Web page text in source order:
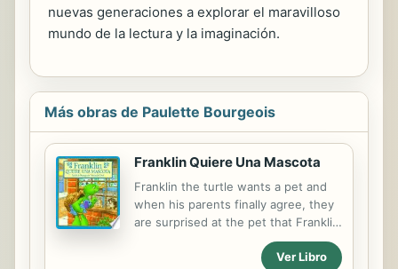
nuevas generaciones a explorar el maravilloso
mundo de la lectura y la imaginación.
Más obras de Paulette Bourgeois
Franklin Quiere Una Mascota
Franklin the turtle wants a pet and
when his parents finally agree, they
are surprised at the pet that Franklin
Ver Libro